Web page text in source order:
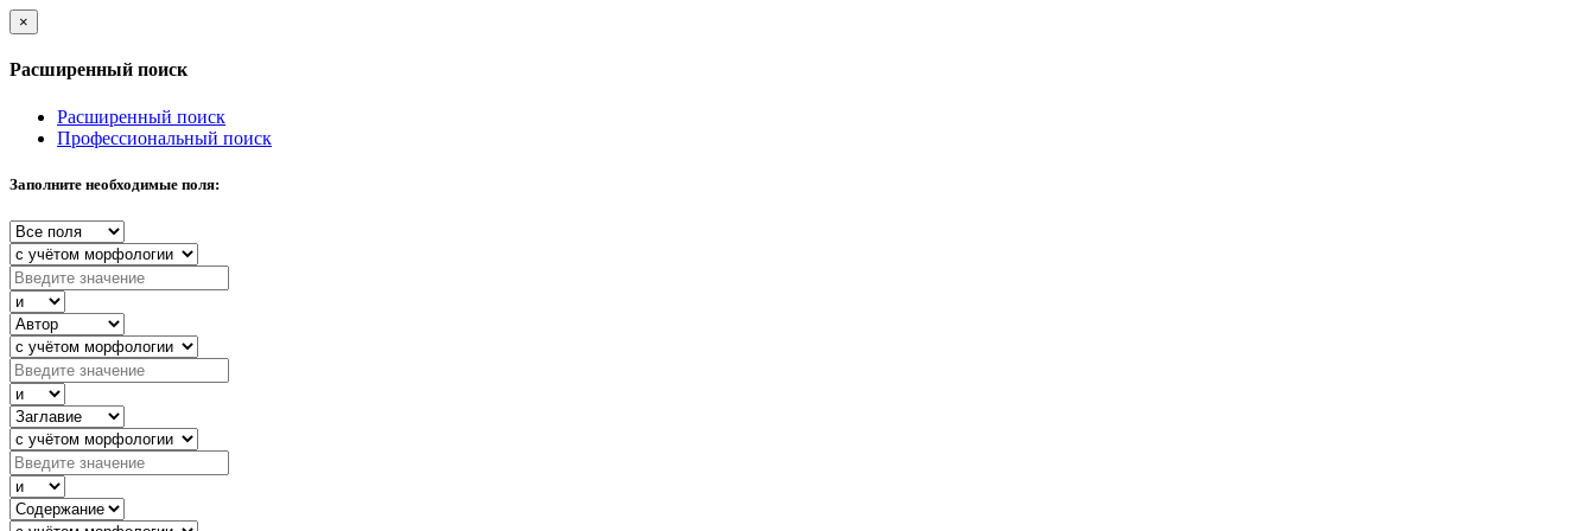
×
Расширенный поиск
Расширенный поиск
Профессиональный поиск
Заполните необходимые поля: